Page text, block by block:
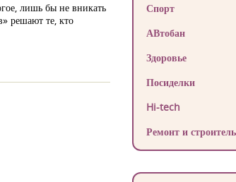
лишь бы не вникать
решают те, кто
Спорт
АВтобан
Здоровье
Посиделки
Hi-tech
Ремонт и